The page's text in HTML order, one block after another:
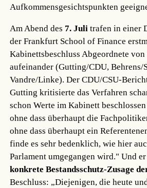
Aufkommensgesichtspunkten
Am Abend des 7. Juli trafen in einer
der Frankfurt School of Finance
Kabinettsbeschluss Abgeordnete
aufeinander (Gutting/CDU, Behrens/
Vandre/Linke). Der CDU/CSU-
Gutting kritisierte das Verfahren
schon Werte im Kabinett
ohne dass überhaupt die
ohne dass überhaupt ein
finde es sehr bedenklich, wie hier
Parlament umgegangen wird." Und
konkrete Bestandsschutz-Zusage
Beschluss: „Diejenigen, die heute